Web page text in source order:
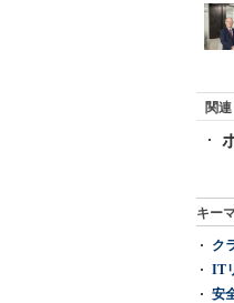
関
キー
ク
IT
安